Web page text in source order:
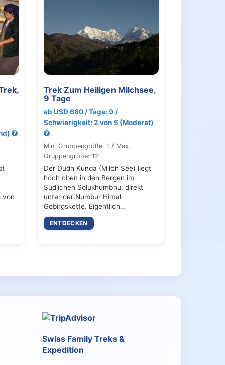
von
Trek Zum Heiligen Milchsee,
9 Tage
ab USD 680 / Tage: 9 /
Schwierigkeit: 2 von 5 (Moderat)
Min. Gruppengröße: 1 / Max.
Gruppengröße: 12
Der Dudh Kunda (Milch See) liegt
hoch oben in den Bergen im
Südlichen Solukhumbhu, direkt
unter der Numbur Himal
Gebirgskette. Eigentlich…
ENTDECKEN
Swiss Family Treks &
Expedition